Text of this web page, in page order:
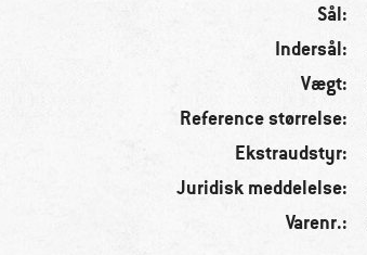
Sål:
Indersål:
Vægt:
Reference størrelse:
Ekstraudstyr:
Juridisk meddelelse:
Varenr.: